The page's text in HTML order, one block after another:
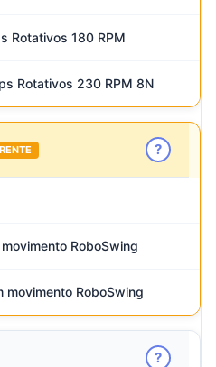
Rotativos 180 RPM
Rotativos 230 RPM 8N
?
RoboSwing
movimento RoboSwing
?